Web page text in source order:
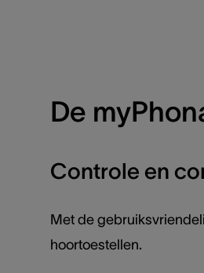
De
Controle en
Met de
hoortoestellen.